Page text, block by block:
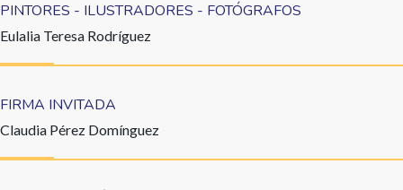
PINTORES - ILUSTRADORES - FOTÓGRAFOS
Eulalia Teresa Rodríguez
FIRMA INVITADA
Claudia Pérez Domínguez